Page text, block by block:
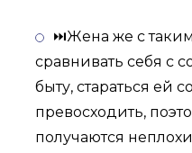
⏭Жена же с
сравнивать себя с
быту, стараться ей
превосходить,
получаются